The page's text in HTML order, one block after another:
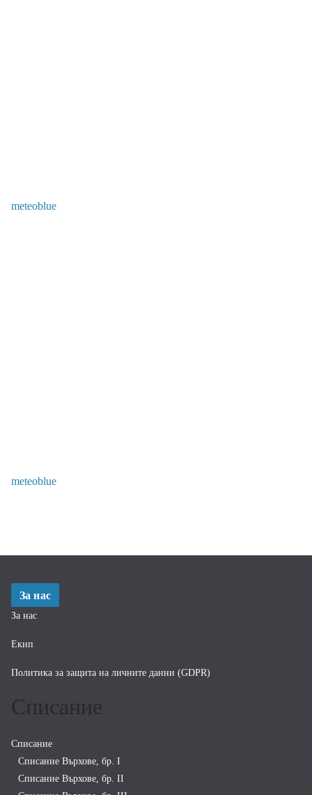
meteoblue
meteoblue
За нас
За нас
Екип
Политика за защита на личните данни (GDPR)
Списание
Списание
Списание Върхове, бр. I
Списание Върхове, бр. II